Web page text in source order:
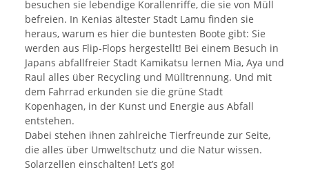
besuchen sie lebendige Korallenriffe, die sie von Müll
befreien. In Kenias ältester Stadt Lamu finden sie
heraus, warum es hier die buntesten Boote gibt: Sie
werden aus Flip-Flops hergestellt! Bei einem Besuch in
Japans abfallfreier Stadt Kamikatsu lernen Mia, Aya und
Raul alles über Recycling und Mülltrennung. Und mit
dem Fahrrad erkunden sie die grüne Stadt
Kopenhagen, in der Kunst und Energie aus Abfall
entstehen.
Dabei stehen ihnen zahlreiche Tierfreunde zur Seite,
die alles über Umweltschutz und die Natur wissen.
Solarzellen einschalten! Let’s go!